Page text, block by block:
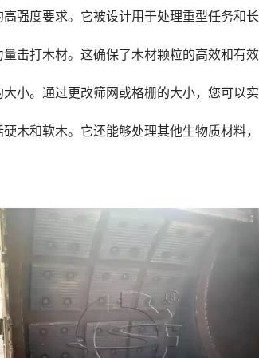
强度要求。它被设计用于处理重型任务和
击打木材。这确保了木材颗粒的高效和有
小。通过更改筛网或格栅的大小，您可以
木和软木。它还能够处理其他生物质材料